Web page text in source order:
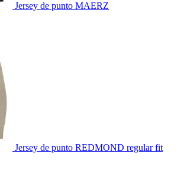
Jersey de punto MAERZ
Jersey de punto REDMOND regular fit